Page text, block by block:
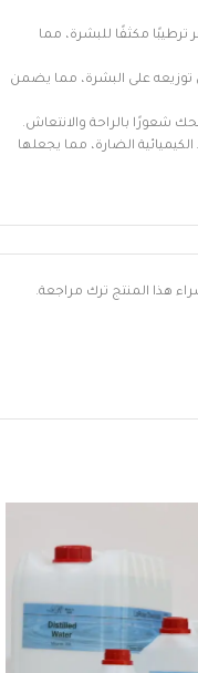
مكثفًا للبشرة، مما
توزيعه على البشرة، مما يضمن
شعورًا بالراحة والانتعاش.
الضارة، مما يجعلها
هذا المنتج ترك مراجعة.